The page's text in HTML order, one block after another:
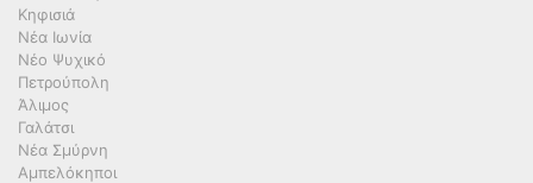
Κηφισιά
Νέα Ιωνία
Νέο Ψυχικό
Πετρούπολη
Άλιμος
Γαλάτσι
Νέα Σμύρνη
Αμπελόκηποι